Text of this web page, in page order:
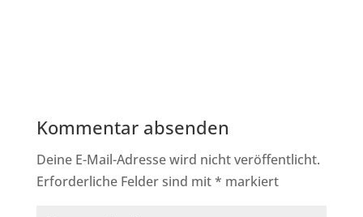
Kommentar absenden
Deine E-Mail-Adresse wird nicht veröffentlicht.
Erforderliche Felder sind mit* markiert